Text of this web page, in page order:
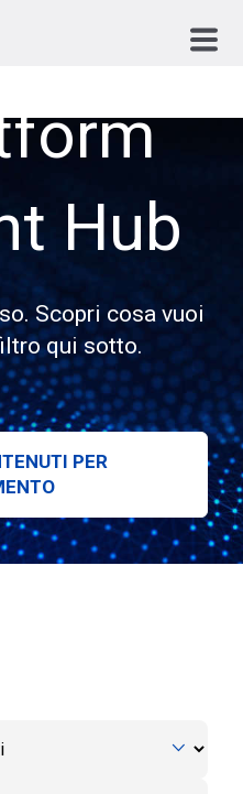
Hub
Scopri cosa vuoi
qui sotto.
PER